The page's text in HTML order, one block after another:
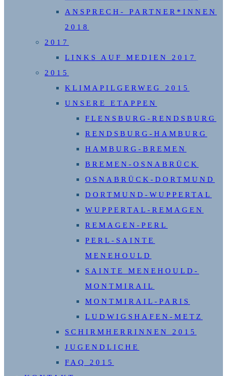
ANSPRECH- PARTNER*INNEN
2018
2017
LINKS AUF MEDIEN 2017
2015
KLIMAPILGERWEG 2015
UNSERE ETAPPEN
FLENSBURG-RENDSBURG
RENDSBURG-HAMBURG
HAMBURG-BREMEN
BREMEN-OSNABRÜCK
OSNABRÜCK-DORTMUND
DORTMUND-WUPPERTAL
WUPPERTAL-REMAGEN
REMAGEN-PERL
PERL-SAINTE
MENEHOULD
SAINTE MENEHOULD-
MONTMIRAIL
MONTMIRAIL-PARIS
LUDWIGSHAFEN-METZ
SCHIRMHERRINNEN 2015
JUGENDLICHE
FAQ 2015